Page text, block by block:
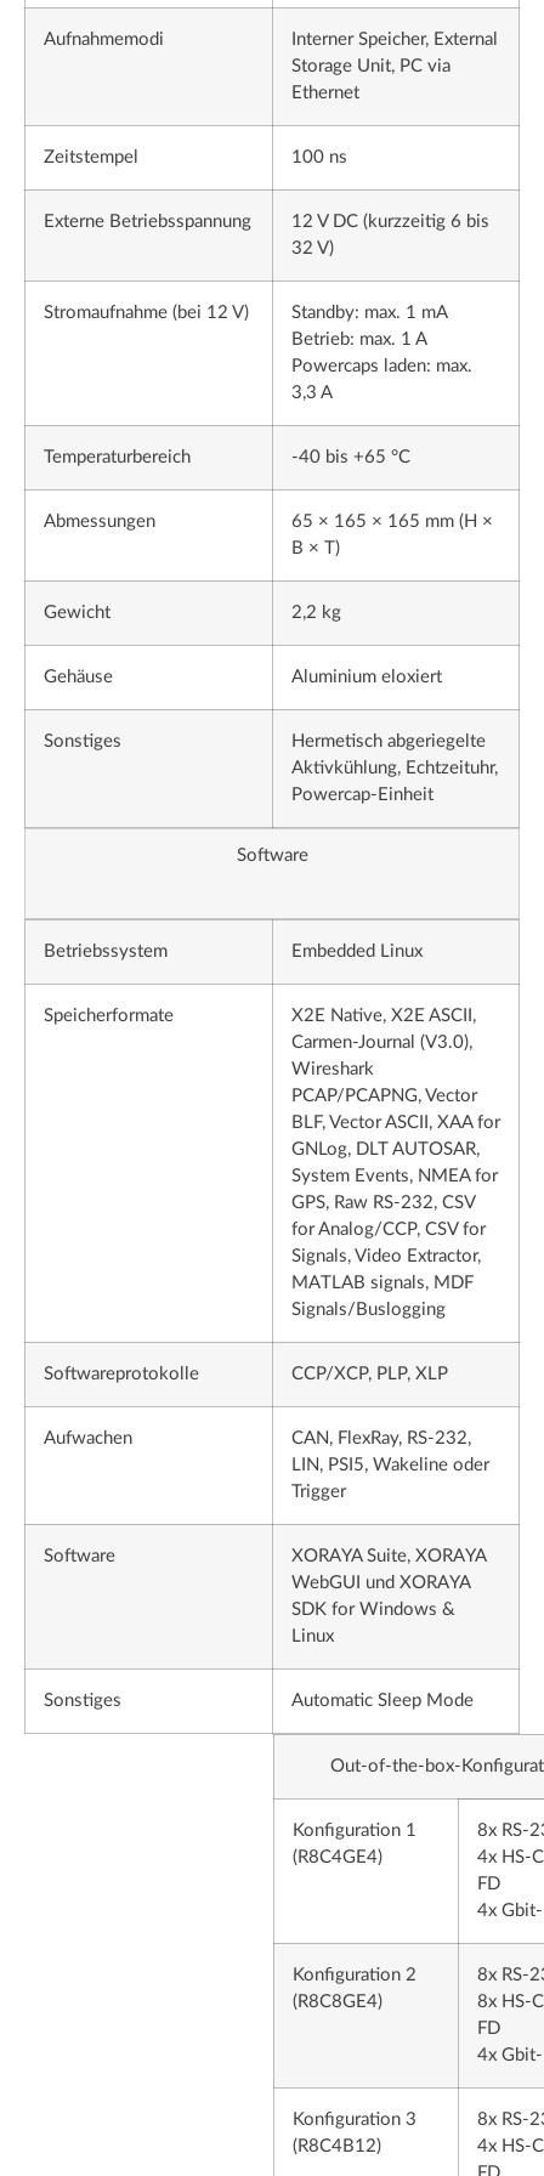
Aufnahmemodi
Interner Speicher, External
Storage Unit, PC via
Ethernet
Zeitstempel 100 ns
Externe Betriebsspannung
12 V DC (kurzzeitig 6 bis
32 V)
Stromaufnahme (bei 12 V)
Standby: max. 1 mA
Betrieb: max. 1 A
Powercaps laden: max.
3,3 A
Temperaturbereich -40 bis +65 °C
Abmessungen
65 × 165 × 165 mm (H ×
B × T)
Gewicht 2,2 kg
Gehäuse Aluminium eloxiert
Sonstiges
Hermetisch abgeriegelte
Aktivkühlung, Echtzeituhr,
Powercap-Einheit
Software
Betriebssystem Embedded Linux
Speicherformate
X2E Native, X2E ASCII,
Carmen-Journal (V3.0),
Wireshark
PCAP/PCAPNG, Vector
BLF, Vector ASCII, XAA for
GNLog, DLT AUTOSAR,
System Events, NMEA for
GPS, Raw RS-232, CSV
for Analog/CCP, CSV for
Signals, Video Extractor,
MATLAB signals, MDF
Signals/Buslogging
Software­protokolle CCP/XCP, PLP, XLP
Aufwachen
CAN, FlexRay, RS-232,
LIN, PSI5, Wakeline oder
Trigger
Software
XORAYA Suite, XORAYA
WebGUI und XORAYA
SDK for Windows &
Linux
Sonstiges Automatic Sleep Mode
Out-of-the-box-
Konfiguration 1
(R8C4GE4)
8x RS-
4x HS-
FD
4x
Konfiguration 2
(R8C8GE4)
8x RS-
8x HS-
FD
4x
Konfiguration 3
(R8C4B12)
8x RS-
4x HS-